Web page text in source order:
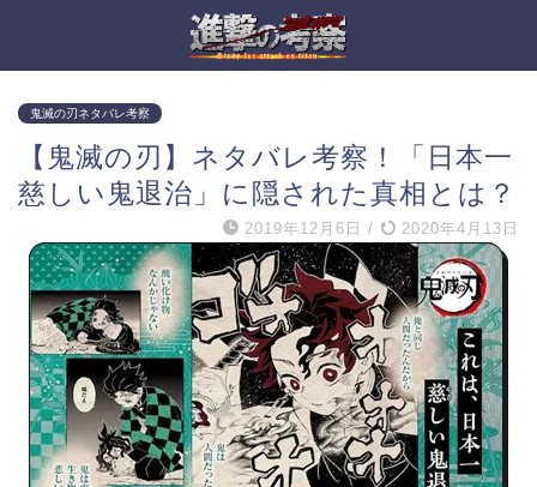
鬼滅の刃ネタバレ考察
【鬼滅の刃】ネタバレ考察！「日本一
慈しい鬼退治」に隠された真相とは？
2019年12月6日 / 2020年4月13日